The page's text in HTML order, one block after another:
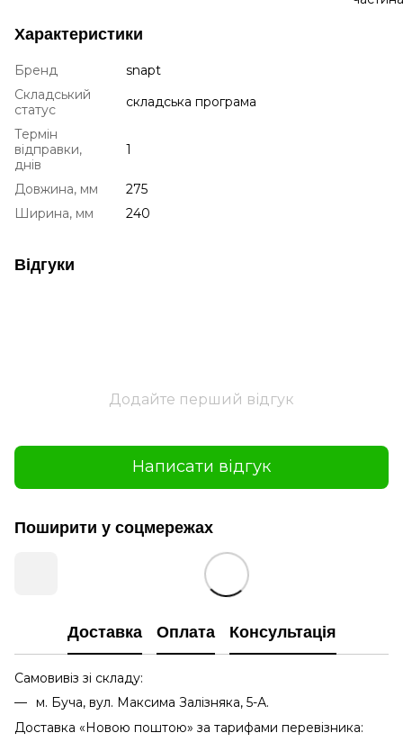
Характеристики
Бренд
snapt
Складський
статус
складська програма
Термін
відправки,
днів
1
Довжина, мм
275
Ширина, мм
240
Відгуки
Додайте перший відгук
Написати відгук
Поширити у соцмережах
Доставка Оплата Консультація
Самовивіз зі складу:
м. Буча, вул. Максима Залізняка, 5-А.
Доставка «Новою поштою» за тарифами перевізника: